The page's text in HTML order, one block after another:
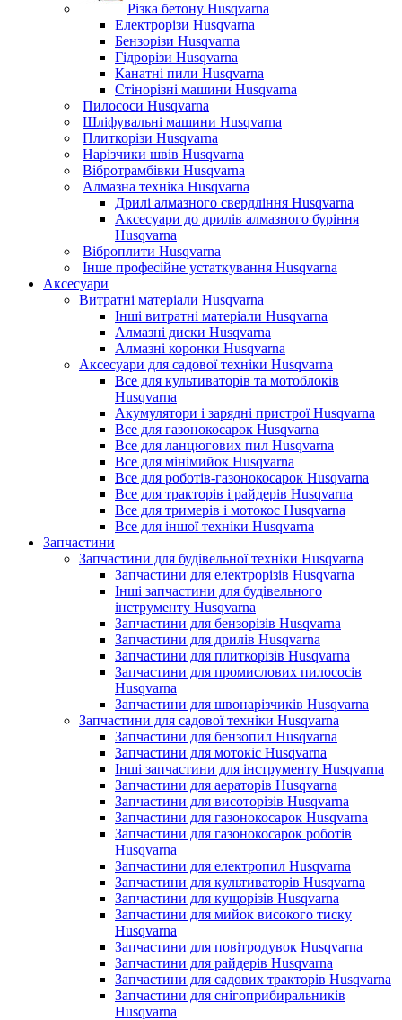
Різка бетону Husqvarna
Електрорізи Husqvarna
Бензорізи Husqvarna
Гідрорізи Husqvarna
Канатні пили Husqvarna
Стінорізні машини Husqvarna
Пилососи Husqvarna
Шліфувальні машини Husqvarna
Плиткорізи Husqvarna
Нарізчики швів Husqvarna
Вібротрамбівки Husqvarna
Алмазна техніка Husqvarna
Дрилі алмазного свердління Husqvarna
Аксесуари до дрилів алмазного буріння
Husqvarna
Віброплити Husqvarna
Інше професійне устаткування Husqvarna
Аксесуари
Витратні матеріали Husqvarna
Інші витратні матеріали Husqvarna
Алмазні диски Husqvarna
Алмазні коронки Husqvarna
Аксесуари для садової техніки Husqvarna
Все для культиваторів та мотоблоків
Husqvarna
Акумулятори і зарядні пристрої Husqvarna
Все для газонокосарок Husqvarna
Все для ланцюгових пил Husqvarna
Все для мінімийок Husqvarna
Все для роботів-газонокосарок Husqvarna
Все для тракторів і райдерів Husqvarna
Все для тримерів і мотокос Husqvarna
Все для іншої техніки Husqvarna
Запчастини
Запчастини для будівельної техніки Husqvarna
Запчастини для електрорізів Husqvarna
Інші запчастини для будівельного
інструменту Husqvarna
Запчастини для бензорізів Husqvarna
Запчастини для дрилів Husqvarna
Запчастини для плиткорізів Husqvarna
Запчастини для промислових пилососів
Husqvarna
Запчастини для швонарізчиків Husqvarna
Запчастини для садової техніки Husqvarna
Запчастини для бензопил Husqvarna
Запчастини для мотокіс Husqvarna
Інші запчастини для інструменту Husqvarna
Запчастини для аераторів Husqvarna
Запчастини для висоторізів Husqvarna
Запчастини для газонокосарок Husqvarna
Запчастини для газонокосарок роботів
Husqvarna
Запчастини для електропил Husqvarna
Запчастини для культиваторів Husqvarna
Запчастини для кущорізів Husqvarna
Запчастини для мийок високого тиску
Husqvarna
Запчастини для повітродувок Husqvarna
Запчастини для райдерів Husqvarna
Запчастини для садових тракторів Husqvarna
Запчастини для снігоприбиральників
Husqvarna